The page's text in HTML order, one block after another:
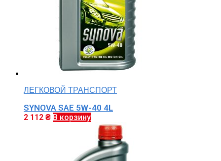
ЛЕГКОВОЙ ТРАНСПОРТ
SYNOVA SAE 5W-40 4L
2 112 ₴ В корзину